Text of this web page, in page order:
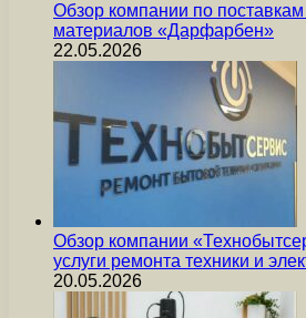
Обзор компании по
материалов «Дарфарбен»
22.05.2026
Обзор компании
услуги ремонта техники и
20.05.2026